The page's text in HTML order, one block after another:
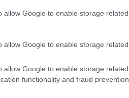
allow Google to enable storage
allow Google to enable storage
allow Google to enable storage
functionality and fraud